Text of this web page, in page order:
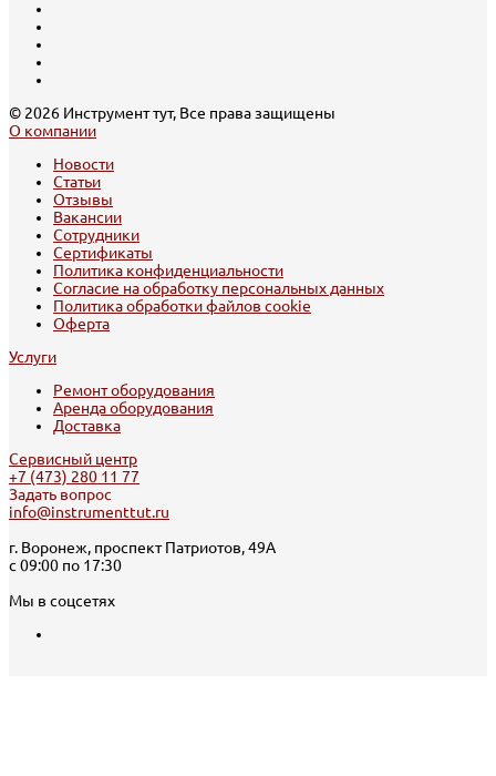
© 2026 Инструмент тут, Все права защищены
О компании
Новости
Статьи
Отзывы
Вакансии
Сотрудники
Сертификаты
Политика конфиденциальности
Согласие на обработку персональных данных
Политика обработки файлов cookie
Оферта
Услуги
Ремонт оборудования
Аренда оборудования
Доставка
Сервисный центр
+7 (473) 280 11 77
Задать вопрос
info@instrumenttut.ru
г. Воронеж, проспект Патриотов, 49А
с 09:00 по 17:30
Мы в соцсетях